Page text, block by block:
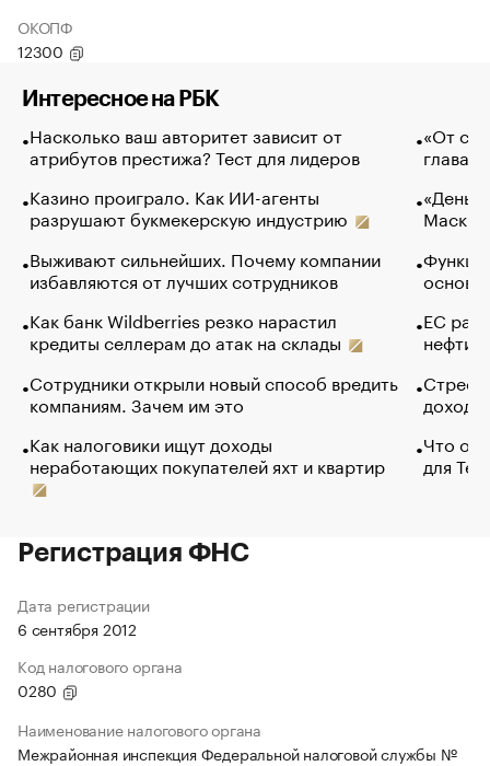
ОКОПФ
12300
Интересное на РБК
Насколько ваш авторитет зависит от
атрибутов престижа? Тест для лидеров
Казино проиграло. Как ИИ-агенты
разрушают букмекерскую индустрию
Выживают сильнейших. Почему компании
избавляются от лучших сотрудников
Как банк Wildberries резко нарастил
кредиты селлерам до атак на склады
Сотрудники открыли новый способ вредить
компаниям. Зачем им это
Как налоговики ищут доходы
неработающих покупателей яхт и квартир
«От
глава
Маск в
основ
ЕС
нефти
Что
для
Регистрация ФНС
Дата регистрации
6 сентября 2012
Код налогового органа
0280
Наименование налогового органа
Межрайонная инспекция Федеральной налоговой службы №